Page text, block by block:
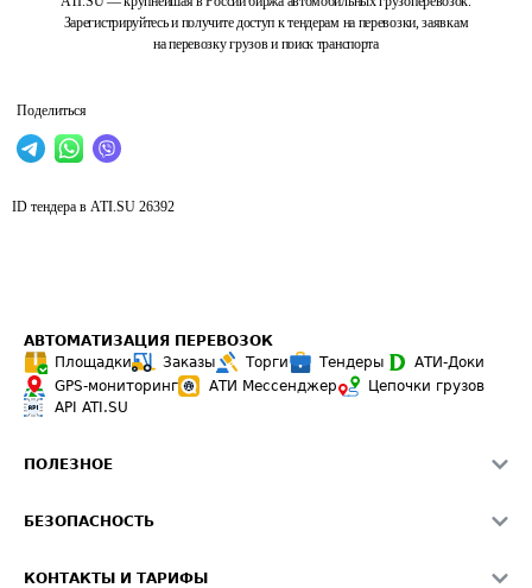
Зарегистрируйтесь и получите доступ к тендерам на перевозки, заявкам
на перевозку грузов и поиск транспорта
Поделиться
ID тендера в ATI.SU 26392
АВТОМАТИЗАЦИЯ ПЕРЕВОЗОК
Площадки
Заказы Торги Тендеры
АТИ-Доки
GPS-мониторинг
АТИ Мессенджер
Цепочки грузов
API ATI.SU
ПОЛЕЗНОЕ
Звезды ATI.SU на вашем сайте
БЕЗОПАСНОСТЬ
КОНТАКТЫ И ТАРИФЫ